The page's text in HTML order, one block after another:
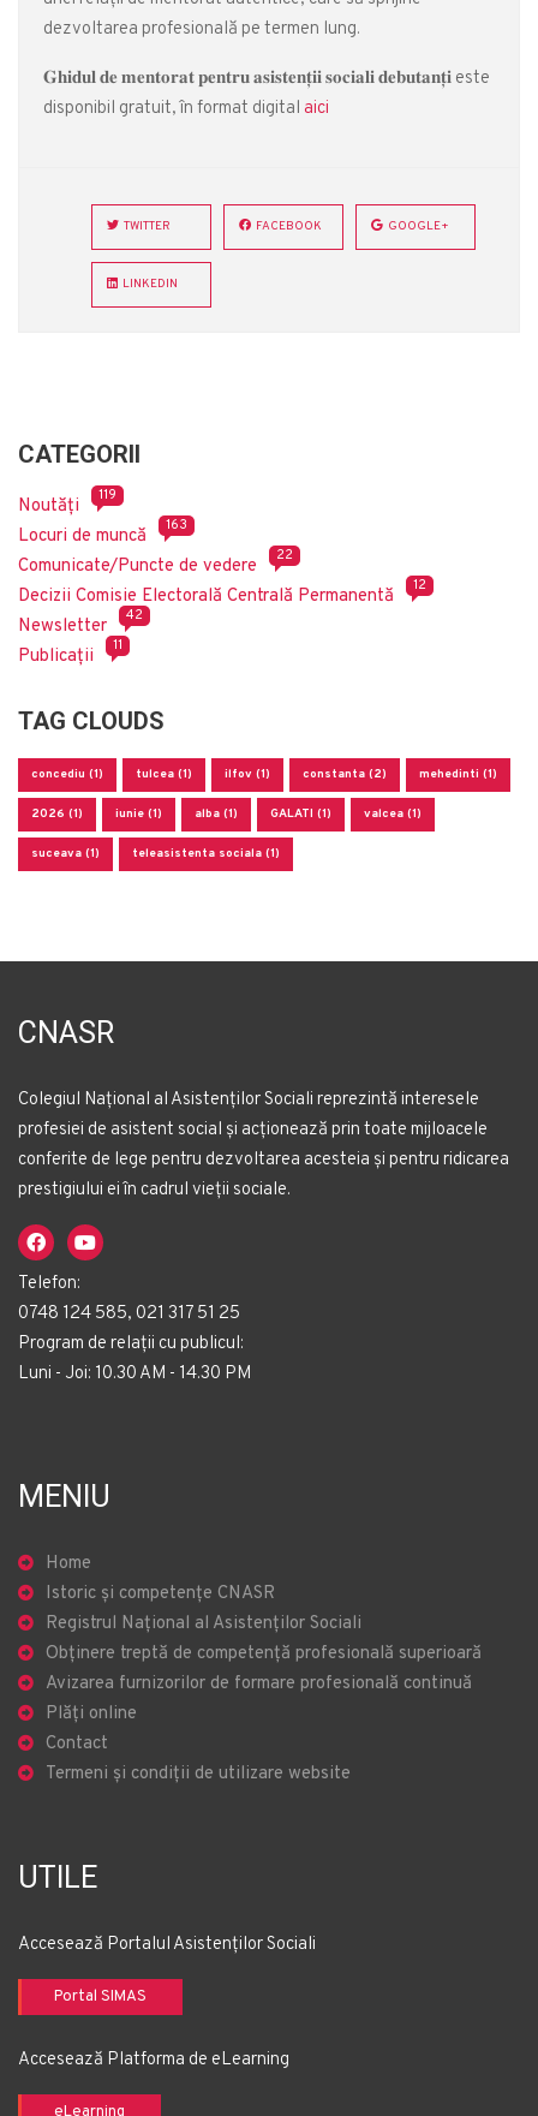
dezvoltarea profesională pe termen lung.
𝐆𝐡𝐢𝐝𝐮𝐥 𝐝𝐞 𝐦𝐞𝐧𝐭𝐨𝐫𝐚𝐭 𝐩𝐞𝐧𝐭𝐫𝐮 𝐚𝐬𝐢𝐬𝐭𝐞𝐧𝐭̦𝐢𝐢 𝐬𝐨𝐜𝐢𝐚𝐥𝐢 𝐝𝐞𝐛𝐮𝐭𝐚𝐧𝐭̦𝐢 este
disponibil gratuit, în format digital aici
TWITTER FACEBOOK GOOGLE+
LINKEDIN
CATEGORII
Noutăți 119
Locuri de muncă 163
Comunicate/Puncte de vedere 22
Decizii Comisie Electorală Centrală Permanentă 12
Newsletter 42
Publicații 11
TAG CLOUDS
concediu (1) tulcea (1) ilfov (1) constanta (2) mehedinti (1)
2026 (1) iunie (1) alba (1) GALATI (1) valcea (1)
suceava (1) teleasistenta sociala (1)
CNASR
Colegiul Național al Asistenților Sociali reprezintă interesele
profesiei de asistent social și acționează prin toate mijloacele
conferite de lege pentru dezvoltarea acesteia și pentru ridicarea
prestigiului ei în cadrul vieții sociale.
Telefon:
0748 124 585, 021 317 51 25
Program de relații cu publicul:
Luni - Joi: 10.30 AM - 14.30 PM
MENIU
Home
Istoric și competențe CNASR
Registrul Național al Asistenților Sociali
Obținere treptă de competență profesională superioară
Avizarea furnizorilor de formare profesională continuă
Plăți online
Contact
Termeni și condiții de utilizare website
UTILE
Accesează Portalul Asistenților Sociali
Portal SIMAS
Accesează Platforma de eLearning